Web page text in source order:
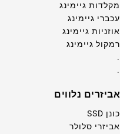
מקלדות גיימינג
עכברי גיימינג
אוזניות גיימינג
רמקול גיימינג
.
.
אביזרים נלווים
כונן SSD
אביזרי סלולר